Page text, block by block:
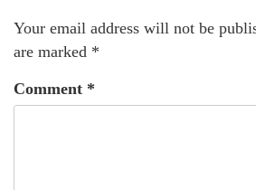
Your email address will not be
are marked *
Comment *